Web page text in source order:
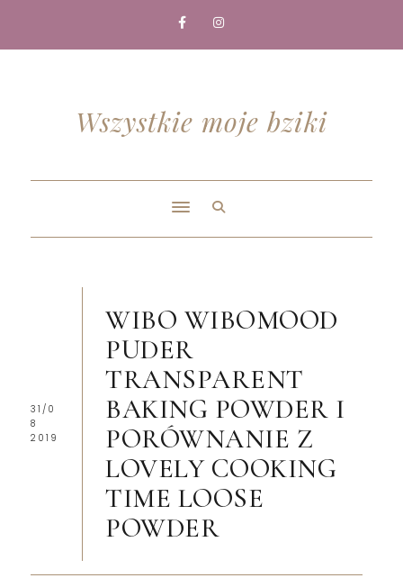
Wszystkie moje bziki
31/0
8
2019
WIBO WIBOMOOD
PUDER
TRANSPARENT
BAKING POWDER I
PORÓWNANIE Z
LOVELY COOKING
TIME LOOSE
POWDER